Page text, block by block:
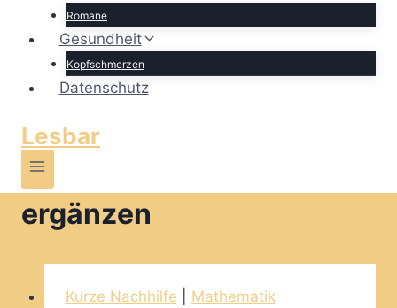
Romane
Gesundheit
Kopfschmerzen
Datenschutz
Lesbar
ergänzen
Kurze Nachhilfe Mathematik